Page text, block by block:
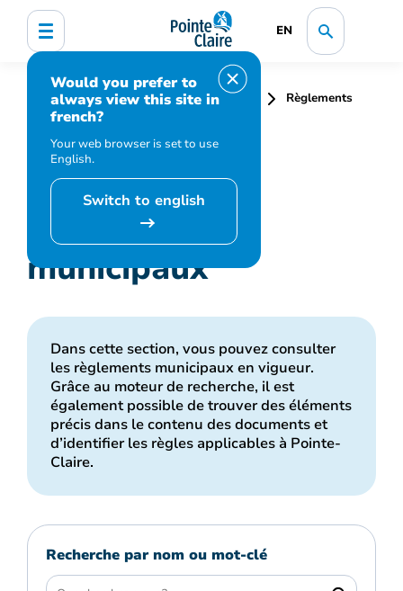
EN
Would you prefer to
always view this site in
french?
Your web browser is set to use
English.
Switch to english
Accueil Affaires juridiques et greffe
Règlements
municipaux
Règlements
municipaux
Dans cette section, vous pouvez consulter
les règlements municipaux en vigueur.
Grâce au moteur de recherche, il est
également possible de trouver des éléments
précis dans le contenu des documents et
d’identifier les règles applicables à Pointe-
Claire.
Recherche par nom ou mot-clé